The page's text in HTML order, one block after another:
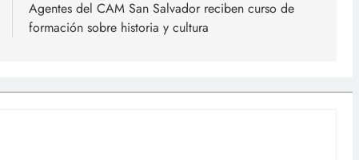
Agentes del CAM San Salvador reciben curso de
formación sobre historia y cultura